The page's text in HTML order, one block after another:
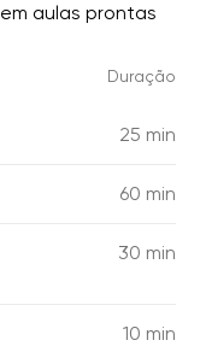
em aulas prontas
Duração
25 min
60 min
30 min
10 min